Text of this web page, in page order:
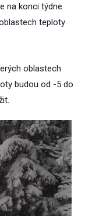
na konci týdne
teploty
oblastech
budou od -5 do